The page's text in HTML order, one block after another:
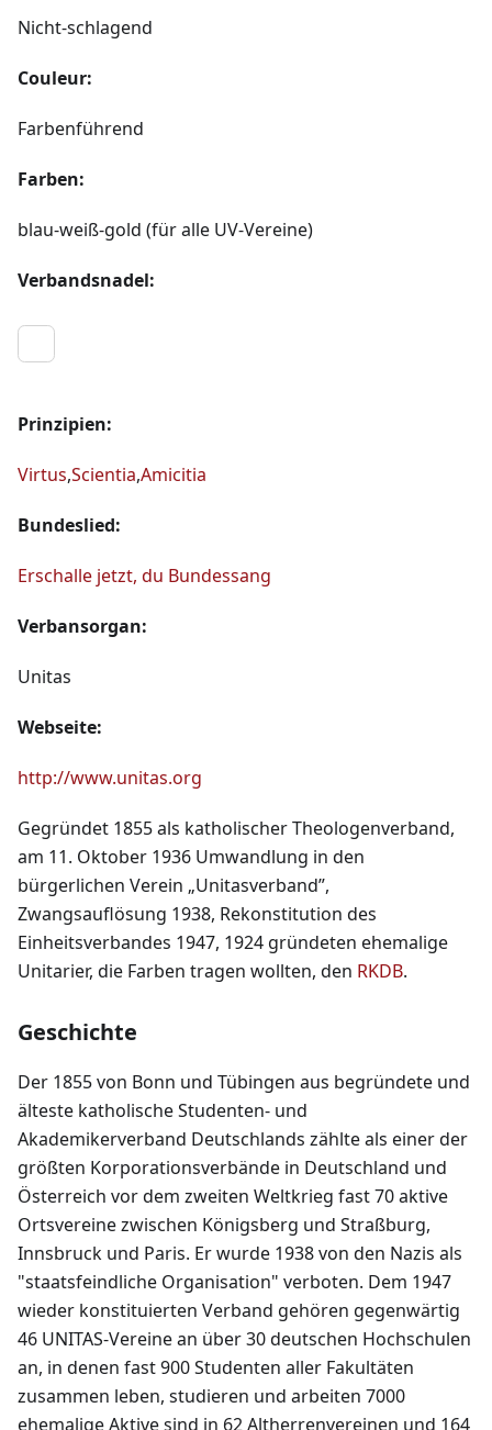
Nicht-schlagend
Couleur:
Farbenführend
Farben:
blau-weiß-gold (für alle UV-Vereine)
Verbandsnadel:
Prinzipien:
Virtus,Scientia,Amicitia
Bundeslied:
Erschalle jetzt, du Bundessang
Verbansorgan:
Unitas
Webseite:
http://www.unitas.org
Gegründet 1855 als katholischer Theologenverband,
am 11. Oktober 1936 Umwandlung in den
bürgerlichen Verein „Unitasverband”,
Zwangsauflösung 1938, Rekonstitution des
Einheitsverbandes 1947, 1924 gründeten ehemalige
Unitarier, die Farben tragen wollten, den RKDB.
Geschichte
Der 1855 von Bonn und Tübingen aus begründete und
älteste katholische Studenten- und
Akademikerverband Deutschlands zählte als einer der
größten Korporationsverbände in Deutschland und
Österreich vor dem zweiten Weltkrieg fast 70 aktive
Ortsvereine zwischen Königsberg und Straßburg,
Innsbruck und Paris. Er wurde 1938 von den Nazis als
"staatsfeindliche Organisation" verboten. Dem 1947
wieder konstituierten Verband gehören gegenwärtig
46 UNITAS-Vereine an über 30 deutschen Hochschulen
an, in denen fast 900 Studenten aller Fakultäten
zusammen leben, studieren und arbeiten 7000
ehemalige Aktive sind in 62 Altherrenvereinen und 164